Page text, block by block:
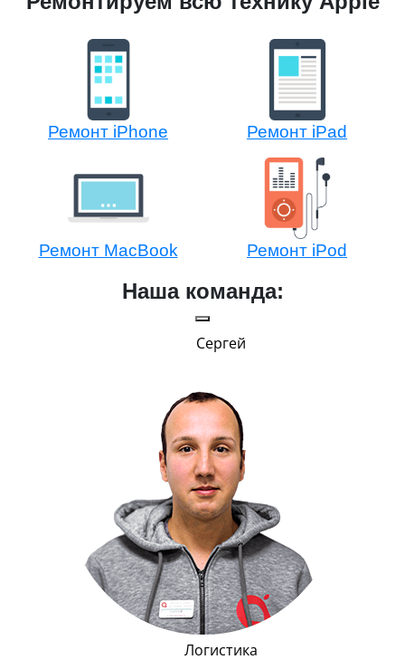
Ремонт iPhone Ремонт iPad
Ремонт MacBook Ремонт iPod
Наша команда:
Сергей
Логистика